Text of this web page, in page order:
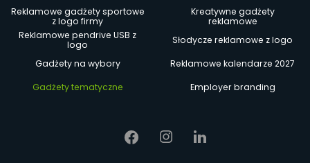
Reklamowe gadżety sportowe
z logo firmy
Kreatywne gadżety
reklamowe
Reklamowe pendrive USB z
logo
Słodycze reklamowe z logo
Gadżety na wybory
Reklamowe kalendarze 2027
Gadżety tematyczne
Employer branding